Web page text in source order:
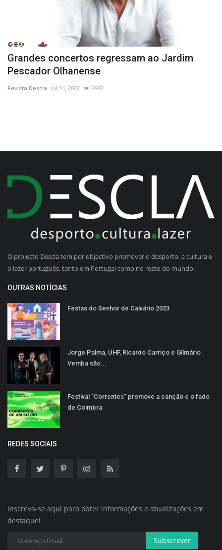
Grandes concertos regressam ao Jardim
Pescador Olhanense
Revista Descla Jul 24, 2022 2912
O projecto Descla tem por objectivo promover o desporto, a cultura e
o lazer português, tanto em Portugal como no resto do mundo.
OUTRAS NOTÍCIAS
Festas do Senhor de Calvário 2023
Jorge Palma, UHF, Ricardo Carriço e Gilmário
Vemba são...
Festival “Correntes” promove a canção e o fado
de Coimbra
REDES SOCIAIS
Inscreva-se aqui para obter informações e atualizações em
destaque!
Subscrever